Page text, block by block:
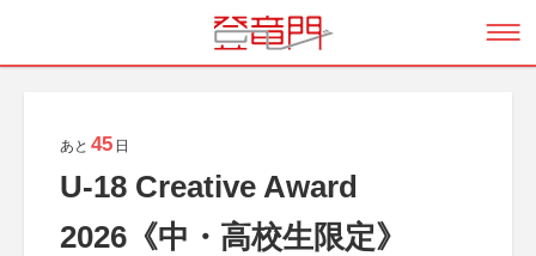
あと 45 日
U-18 Creative Award
2026《中・高校生限定》